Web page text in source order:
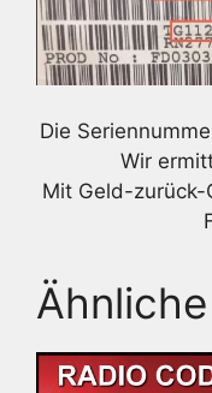
Die
Wir
Mit Geld-zurück-